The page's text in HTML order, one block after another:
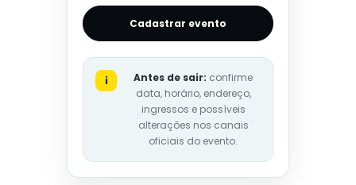
Cadastrar evento
i Antes de sair: confirme
data, horário, endereço,
ingressos e possíveis
alterações nos canais
oficiais do evento.